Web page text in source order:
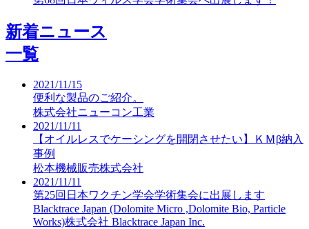
新着ニュース
一覧
2021/11/15
便利な製品のご紹介。
株式会社ニューコン工業
2021/11/11
【オイルレスでケーシングを開閉させたい】ＫＭβ納入
事例
松本機械販売株式会社
2021/11/11
第25回日本ワクチン学会学術集会に出展します
Blacktrace Japan (Dolomite Micro ,Dolomite Bio, Particle
Works)株式会社 Blacktrace Japan Inc.